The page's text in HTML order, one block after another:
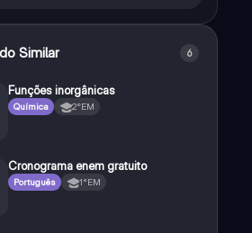
Similar 6
Funções inorgânicas
Química 2°EM
Cronograma enem gratuito
Português 1°EM